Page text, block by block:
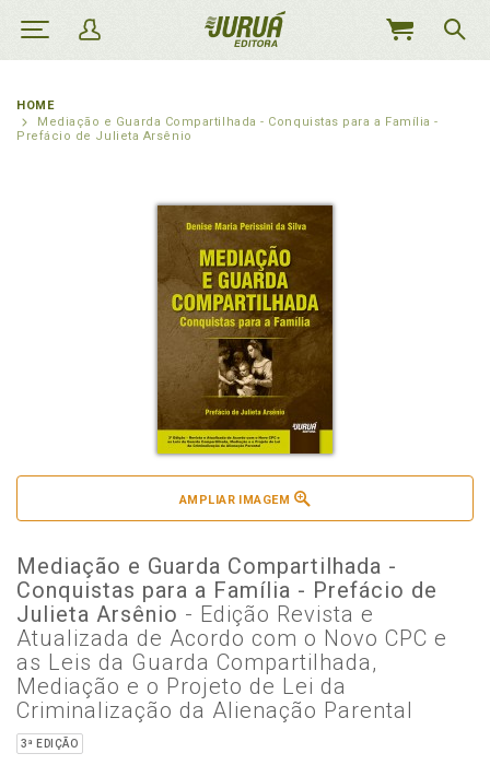
MEU
HOME
Mediação e Guarda Compartilhada - Conquistas para a Família -
Prefácio de Julieta Arsênio
AMPLIAR IMAGEM
Mediação e Guarda Compartilhada -
Conquistas para a Família - Prefácio de
Julieta Arsênio - Edição Revista e
Atualizada de Acordo com o Novo CPC e
as Leis da Guarda Compartilhada,
Mediação e o Projeto de Lei da
Criminalização da Alienação Parental
3ª EDIÇÃO